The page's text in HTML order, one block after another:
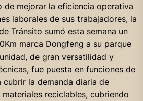
de mejorar la eficiencia operativa
laborales de sus trabajadores, la
Tránsito sumó esta semana un
marca Dongfeng a su parque
de gran versatilidad y
fue puesta en funciones de
cubrir la demanda diaria de
reciclables, cubriendo